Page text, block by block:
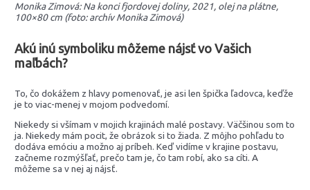
Monika Zimová: Na konci fjordovej doliny, 2021, olej na plátne,
100×80 cm (foto: archív Monika Zimová)
Akú inú symboliku môžeme nájsť vo Vašich
maľbách?
To, čo dokážem z hlavy pomenovať, je asi len špička ľadovca, keďže
je to viac-menej v mojom podvedomí.
Niekedy si všímam v mojich krajinách malé postavy. Väčšinou som to
ja. Niekedy mám pocit, že obrázok si to žiada. Z môjho pohľadu to
dodáva emóciu a možno aj príbeh. Keď vidíme v krajine postavu,
začneme rozmýšľať, prečo tam je, čo tam robí, ako sa cíti. A
môžeme sa v nej aj nájsť.